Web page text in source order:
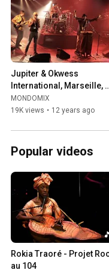
Jupiter & Okwess
International, Marseille,
Babel Med Music 2014
MONDOMIX
19K views • 12 years ago
Popular videos
Rokia Traoré - Projet
au 104